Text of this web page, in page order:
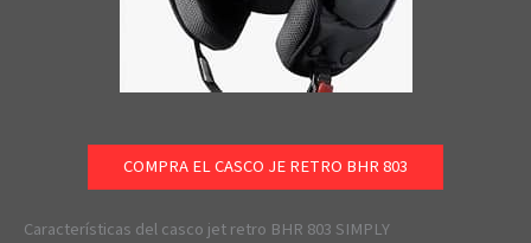
COMPRA EL CASCO JE RETRO BHR 803
Características del casco jet retro BHR 803 SIMPLY